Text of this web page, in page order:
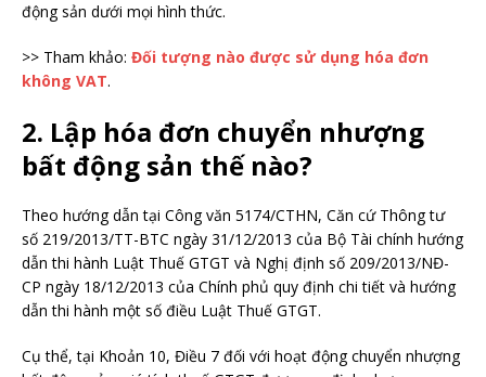
động sản dưới mọi hình thức.
>> Tham khảo: Đối tượng nào được sử dụng hóa đơn
không VAT.
2. Lập hóa đơn chuyển nhượng
bất động sản thế nào?
Theo hướng dẫn tại Công văn 5174/CTHN, Căn cứ Thông tư
số 219/2013/TT-BTC ngày 31/12/2013 của Bộ Tài chính hướng
dẫn thi hành Luật Thuế GTGT và Nghị định số 209/2013/NĐ-
CP ngày 18/12/2013 của Chính phủ quy định chi tiết và hướng
dẫn thi hành một số điều Luật Thuế GTGT.
Cụ thể, tại Khoản 10, Điều 7 đối với hoạt động chuyển nhượng